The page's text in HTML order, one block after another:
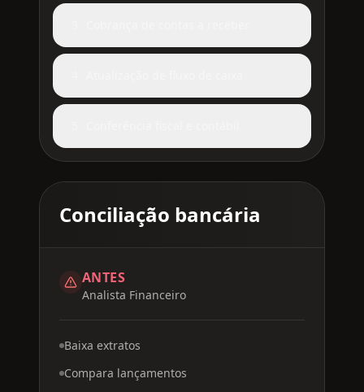
Conciliação bancária
ANTES
Analista Financeiro
Baixa extratos
Compara lançamentos